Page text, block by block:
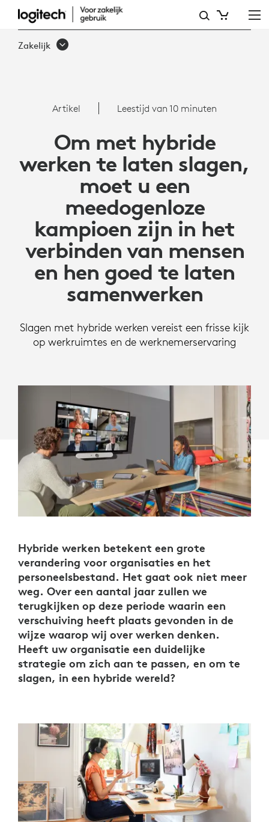
ARTIKEL:
RICHT
MENSELIJKE
VERBINDING
HYBRIDE
WERKEN
LATEN
SLAGEN
Zakelijk
Artikel Leestijd van 10 minuten
Om met hybride
werken te laten slagen,
moet u een
meedogenloze
kampioen zijn in het
verbinden van mensen
en hen goed te laten
samenwerken
Slagen met hybride werken vereist een frisse kijk
op werkruimtes en de werknemerservaring
Hybride werken betekent een grote
verandering voor organisaties en het
personeelsbestand. Het gaat ook niet meer
weg. Over een aantal jaar zullen we
terugkijken op deze periode waarin een
verschuiving heeft plaats gevonden in de
wijze waarop wij over werken denken.
Heeft uw organisatie een duidelijke
strategie om zich aan te passen, en om te
slagen, in een hybride wereld?